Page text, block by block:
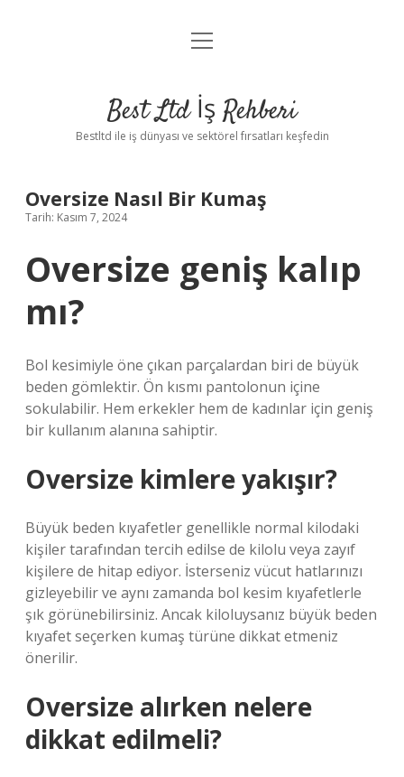
Anasayfa
Yasal Uyarı
menüyü
Best Ltd İş Rehberi
Bestltd ile iş dünyası ve sektörel fırsatları keşfedin
Oversize Nasıl Bir Kumaş
Tarih: Kasım 7, 2024
Oversize geniş kalıp
mı?
Bol kesimiyle öne çıkan parçalardan biri de büyük
beden gömlektir. Ön kısmı pantolonun içine
sokulabilir. Hem erkekler hem de kadınlar için geniş
bir kullanım alanına sahiptir.
Oversize kimlere yakışır?
Büyük beden kıyafetler genellikle normal kilodaki
kişiler tarafından tercih edilse de kilolu veya zayıf
kişilere de hitap ediyor. İsterseniz vücut hatlarınızı
gizleyebilir ve aynı zamanda bol kesim kıyafetlerle
şık görünebilirsiniz. Ancak kiloluysanız büyük beden
kıyafet seçerken kumaş türüne dikkat etmeniz
önerilir.
Oversize alırken nelere
dikkat edilmeli?